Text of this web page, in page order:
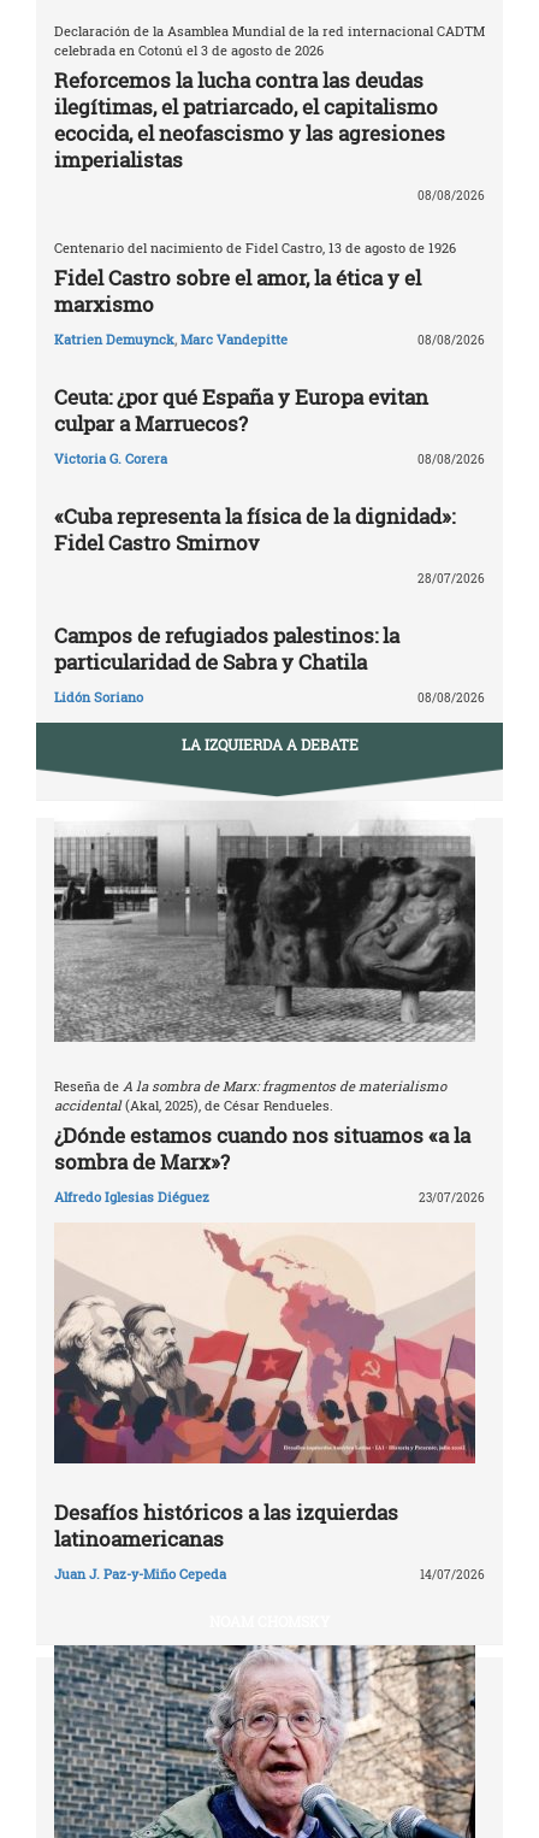
Declaración de la Asamblea Mundial de la red internacional CADTM
celebrada en Cotonú el 3 de agosto de 2026
Reforcemos la lucha contra las deudas
ilegítimas, el patriarcado, el capitalismo
ecocida, el neofascismo y las agresiones
imperialistas
08/08/2026
Centenario del nacimiento de Fidel Castro, 13 de agosto de 1926
Fidel Castro sobre el amor, la ética y el
marxismo
Katrien Demuynck, Marc Vandepitte 08/08/2026
Ceuta: ¿por qué España y Europa evitan
culpar a Marruecos?
Victoria G. Corera 08/08/2026
«Cuba representa la física de la dignidad»:
Fidel Castro Smirnov
28/07/2026
Campos de refugiados palestinos: la
particularidad de Sabra y Chatila
Lidón Soriano 08/08/2026
LA IZQUIERDA A DEBATE
Reseña de A la sombra de Marx: fragmentos de materialismo
accidental(Akal, 2025), de César Rendueles.
¿Dónde estamos cuando nos situamos «a la
sombra de Marx»?
Alfredo Iglesias Diéguez 23/07/2026
Desafíos históricos a las izquierdas
latinoamericanas
Juan J. Paz-y-Miño Cepeda 14/07/2026